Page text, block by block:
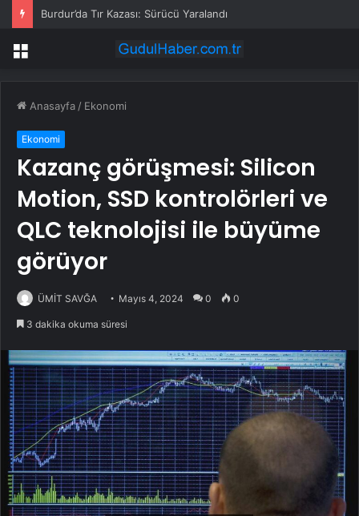
Burdur’da Tır Kazası: Sürücü Yaralandı
Menü
Anasayfa / Ekonomi
Ekonomi
Kazanç görüşmesi: Silicon
Motion, SSD kontrolörleri ve
QLC teknolojisi ile büyüme
görüyor
ÜMİT SAVĞA Mayıs 4, 2024 0 0
3 dakika okuma süresi